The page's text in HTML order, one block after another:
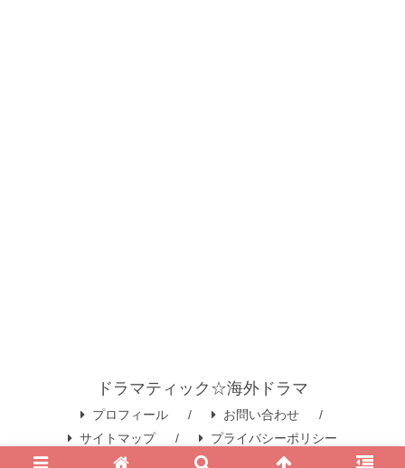
ドラマティック☆海外ドラマ
プロフィール
お問い合わせ
サイトマップ
プライバシーポリシー